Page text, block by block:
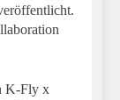
K-Fly x